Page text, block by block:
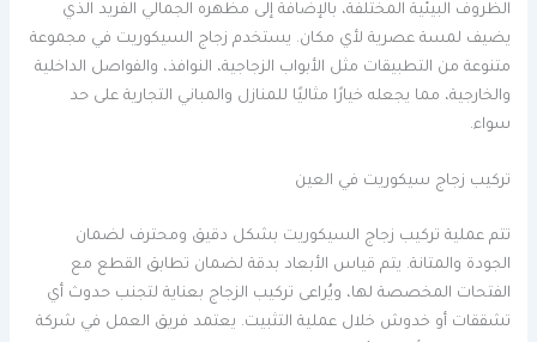
الظروف البيئية المختلفة، بالإضافة إلى مظهره الجمالي الفريد الذي
يضيف لمسة عصرية لأي مكان. يستخدم زجاج السيكوريت في مجموعة
متنوعة من التطبيقات مثل الأبواب الزجاجية، النوافذ، والفواصل الداخلية
والخارجية، مما يجعله خيارًا مثاليًا للمنازل والمباني التجارية على حد
سواء.
تركيب زجاج سيكوريت في العين
تتم عملية تركيب زجاج السيكوريت بشكل دقيق ومحترف لضمان
الجودة والمتانة. يتم قياس الأبعاد بدقة لضمان تطابق القطع مع
الفتحات المخصصة لها، ويُراعى تركيب الزجاج بعناية لتجنب حدوث أي
تشققات أو خدوش خلال عملية التثبيت. يعتمد فريق العمل في شركة